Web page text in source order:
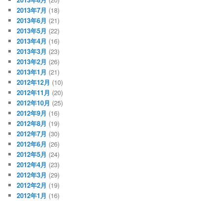
2013年7月 (18)
2013年6月 (21)
2013年5月 (22)
2013年4月 (16)
2013年3月 (23)
2013年2月 (26)
2013年1月 (21)
2012年12月 (10)
2012年11月 (20)
2012年10月 (25)
2012年9月 (16)
2012年8月 (19)
2012年7月 (30)
2012年6月 (26)
2012年5月 (24)
2012年4月 (23)
2012年3月 (29)
2012年2月 (19)
2012年1月 (16)